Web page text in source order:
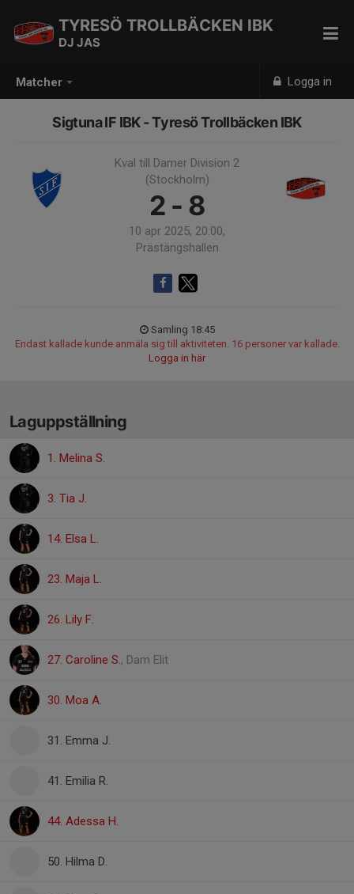
Matcher Logga in
TYRESÖ TROLLBÄCKEN IBK
DJ JAS
Sigtuna IF IBK - Tyresö Trollbäcken IBK
Kval till Damer Division 2
(Stockholm)
2 - 8
10 apr 2025, 20:00,
Prästängshallen
Samling 18:45
Endast kallade kunde anmäla sig till aktiviteten. 16 personer var kallade.
Logga in här
Laguppställning
1. Melina S.
3. Tia J.
14. Elsa L.
23. Maja L.
26. Lily F.
27. Caroline S., Dam Elit
30. Moa A.
31. Emma J.
41. Emilia R.
44. Adessa H.
50. Hilma D.